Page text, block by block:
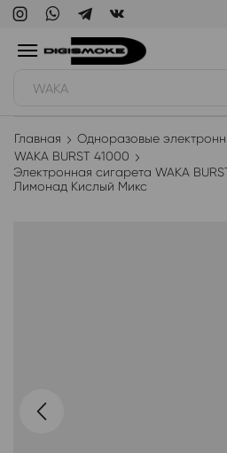
WAKA
Главная Одноразовые
WAKA BURST 41000
Электронная сигарета WAKA
Лимонад Кислый Микс